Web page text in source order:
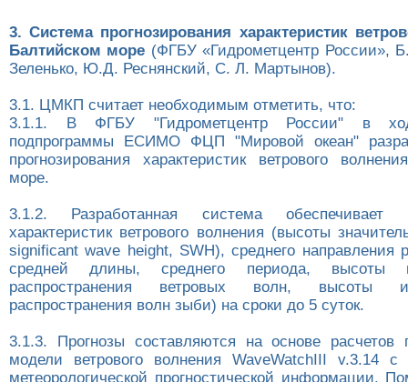
3. Система прогнозирования характеристик
Балтийском море (ФГБУ «Гидрометцентр России»,
Зеленько, Ю.Д. Реснянский, С. Л. Мартынов).
3.1. ЦМКП считает необходимым отметить, что:
3.1.1. В ФГБУ "Гидрометцентр России" в
подпрограммы ЕСИМО ФЦП "Мировой океан"
прогнозирования характеристик ветрового
море.
3.1.2. Разработанная система обеспечивает
характеристик ветрового волнения (высоты
significant wave height, SWH), среднего направления
средней длины, среднего периода, высоты
распространения ветровых волн, высоты
распространения волн зыби) на сроки до 5 суток.
3.1.3. Прогнозы составляются на основе расчетов
модели ветрового волнения WaveWatchIII v.3.14 с
метеорологической прогностической информации.